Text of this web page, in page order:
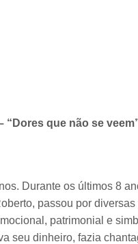
“Dores que não se
Durante os últimos 8
passou por diversas
patrimonial e
seu dinheiro, fazia